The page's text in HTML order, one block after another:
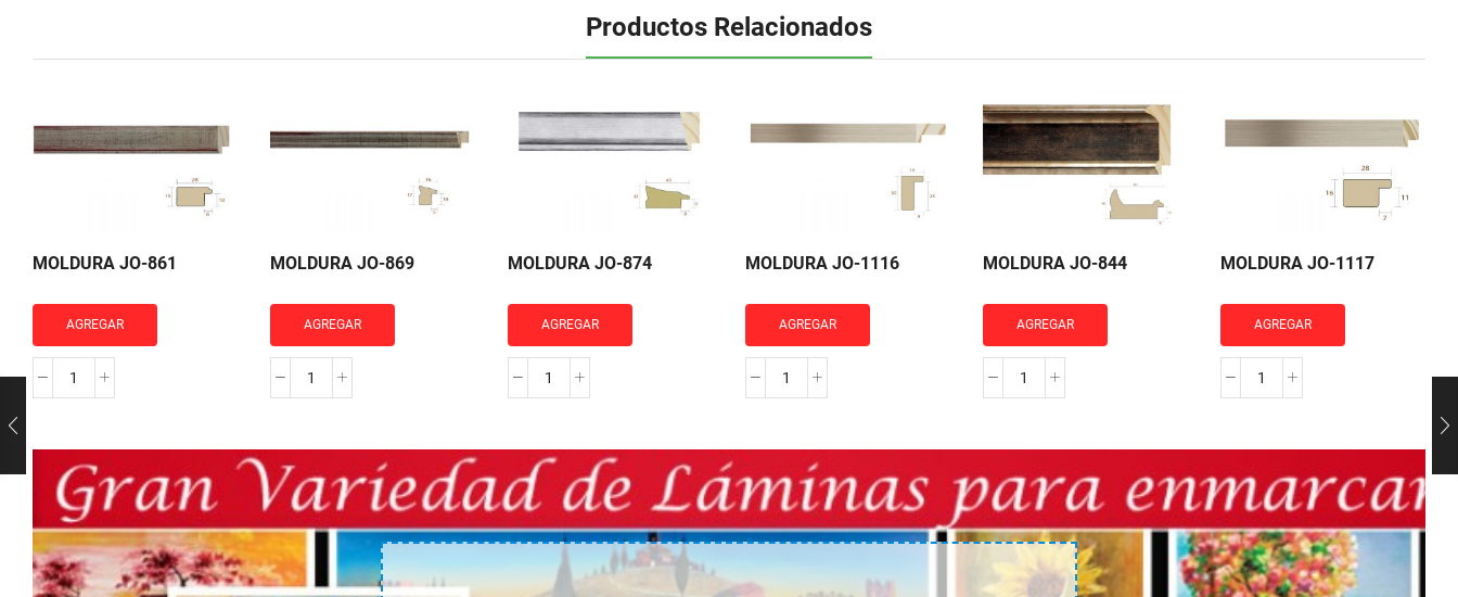
Productos Relacionados
MOLDURA JO-861
AGREGAR
MOLDURA
cantidad
MOLDURA JO-869
AGREGAR
MOLDURA
cantidad
MOLDURA JO-874
AGREGAR
MOLDURA
cantidad
MOLDURA JO-1116
AGREGAR
MOLDURA
cantidad
MOLDURA JO-844
AGREGAR
MOLDURA
MOLDURA JO-1117
AGREGAR
MOLDURA